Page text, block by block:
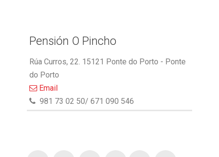
Pensión O Pincho
Rúa Curros, 22. 15121 Ponte do Porto - Ponte
do Porto
Email
981 73 02 50/ 671 090 546